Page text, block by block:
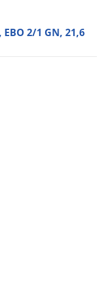
2/1 GN, 21,6